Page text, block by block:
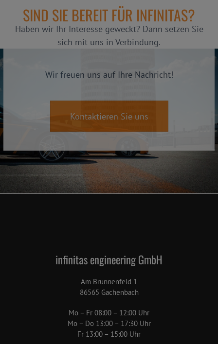
SIND SIE BEREIT FÜR INFINITAS?
Haben wir Ihr Interesse geweckt? Dann setzen Sie
sich mit uns in Verbindung.
Wir freuen uns auf Ihre Nachricht!
Kontaktieren Sie uns
infinitas engineering GmbH
Am Brunnenfeld 1
86565 Gachenbach
Mo – Fr 08:00 – 12:00 Uhr
Mo – Do 13:00 – 17:30 Uhr
Fr 13:00 – 15:00 Uhr